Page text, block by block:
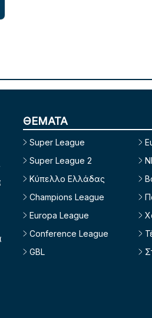
ΘΕΜΑΤΑ
Super League
Super League 2
Κύπελλο Ελλάδας
Champions League
Europa League
Conference League
GBL